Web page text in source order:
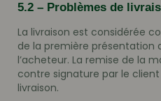
5.2 – Problèmes de
La livraison est considérée
de la première présentation
l’acheteur. La remise de la
contre signature par le
livraison.